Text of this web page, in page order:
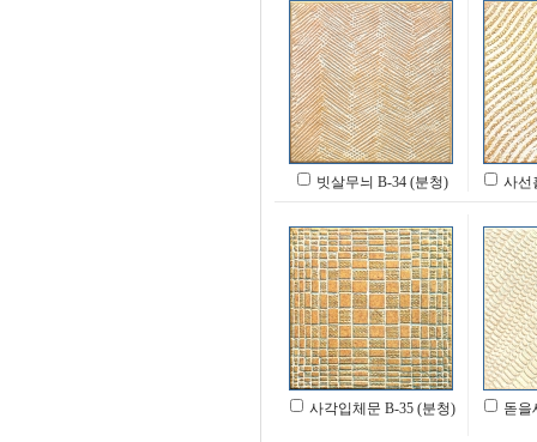
빗살무늬 B-34 (분청) 사선
사각입체문 B-35 (분청) 돋을